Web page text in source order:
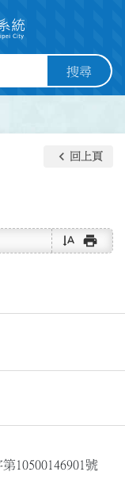
搜尋
keyboard_arrow_left 回上頁
text_rotate_vertical print
10500146901號